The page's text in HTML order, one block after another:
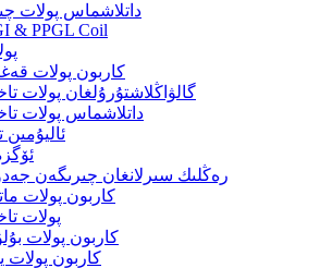
داتلاشماس پولات
& PPGL Coil
كاربون پولات
گالۋاڭلاشتۇرۇلغان پولات
داتلاشماس پولات
ئاليۇمىن
رەڭلىك سىرلانغان چىرىگەن
كاربون پولات
پولات
كاربون پولات
كاربون پولات